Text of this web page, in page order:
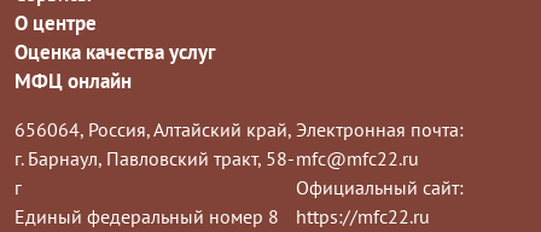
О центре
Оценка качества услуг
МФЦ онлайн
656064, Россия, Алтайский край,
г. Барнаул, Павловский тракт, 58-
г
Единый федеральный номер 8
Электронная почта:
mfc@mfc22.ru
Официальный сайт:
https://mfc22.ru